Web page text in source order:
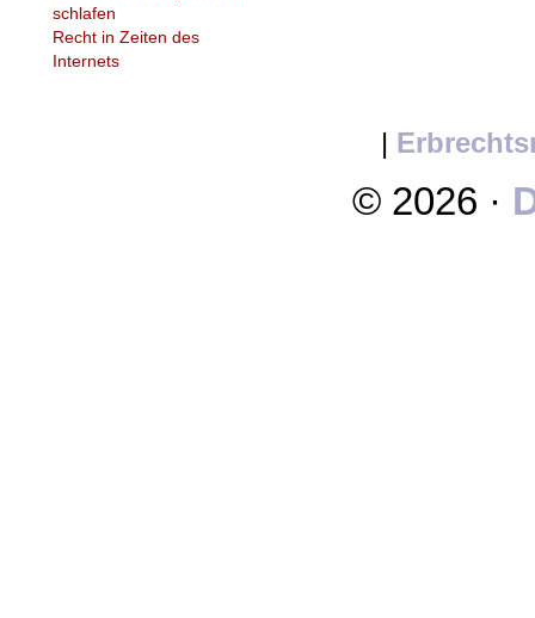
schlafen
Recht in Zeiten des
Internets
|
© 2026 ·